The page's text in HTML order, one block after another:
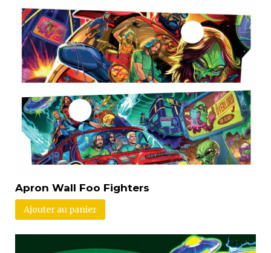
Apron Wall Foo Fighters
Ajouter au panier